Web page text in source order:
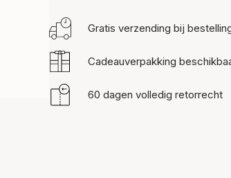
Gratis verzending bij
Cadeauverpakking
60 dagen volledig retorrecht